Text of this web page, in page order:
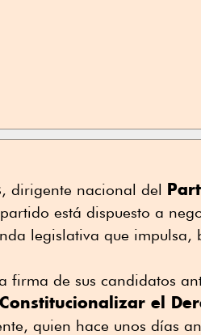
, dirigente nacional del
está dispuesto a
legislativa que
firma de sus candidatos
Constitucionalizar el
quien hace unos días